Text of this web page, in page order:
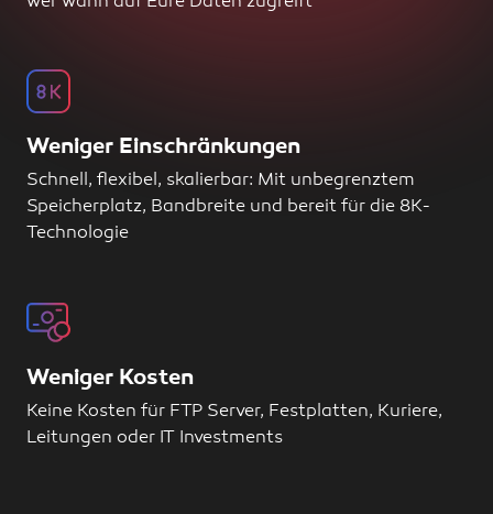
Weniger Einschränkungen
Schnell, flexibel, skalierbar: Mit unbegrenztem
Speicherplatz, Bandbreite und bereit für die 8K-
Technologie
Weniger Kosten
Keine Kosten für FTP Server, Festplatten, Kuriere,
Leitungen oder IT Investments